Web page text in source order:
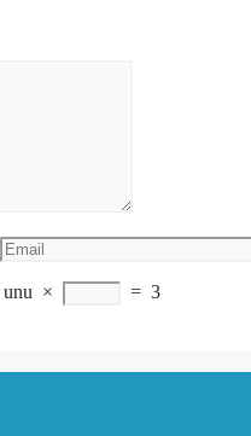
unu × = 3